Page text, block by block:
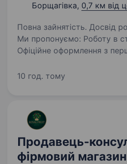
Борщагівка, 0,7 км від
Повна зайнятість. Досвід
Ми пропонуємо: Роботу в стабільній компанії;
Офіційне оформлення з
впливати на свою ЗП з
10 год. тому
Продавець-
фірмовий